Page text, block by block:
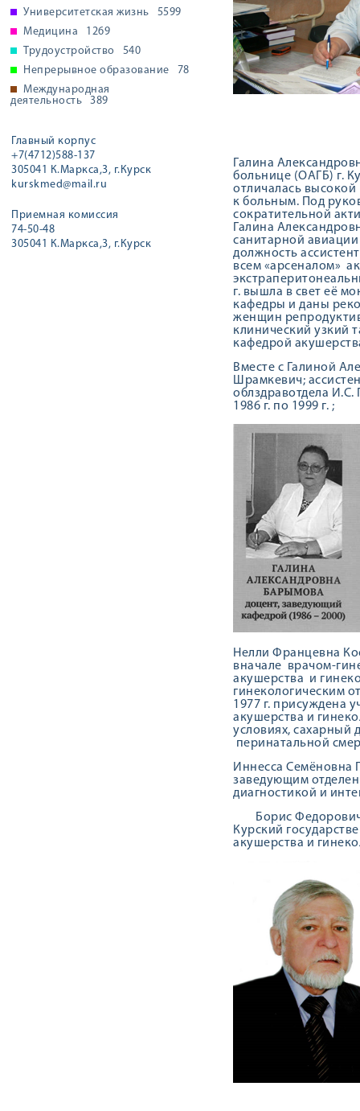
Университетская жизнь
5599
Медицина
1269
Трудоустройство
540
Непрерывное образование
78
Международная
деятельность
389
Главный корпус
+7(4712)588-137
305041 К.Маркса,3, г.Курск
kurskmed@mail.ru
Приемная комиссия
74-50-48
305041 К.Маркса,3, г.Курск
Галина
больнице (ОАГБ) г.
отличалась
к больным. Под
сократительной
Галина
санитарной авиации
должность
всем «арсеналом»
г. вышла в свет её
кафедры и даны
женщин
клинический узкий
кафедрой
Вместе с Галиной
Шрамкевич;
облздравотдела И.С.
1986 г. по 1999 г. ;
Нелли Францевна
вначале врачом-
акушерства и
гинекологическим
1977 г. присуждена
акушерства и
условиях, сахарный
перинатальной
Иннесса Семёновна
заведующим
диагностикой и
Борис Федорович
Курский
акушерства и